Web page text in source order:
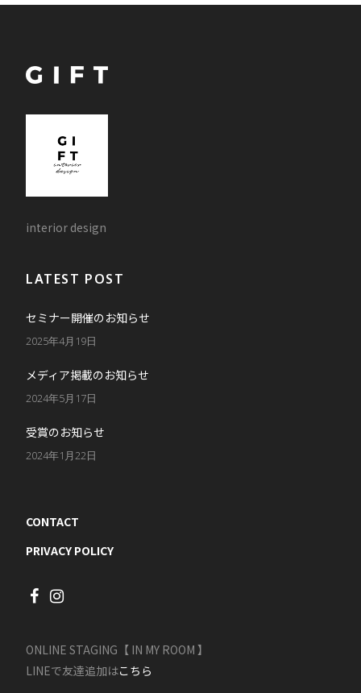
interior design
LATEST POST
セミナー開催のお知らせ
2025年4月19日
メディア掲載のお知らせ
2024年5月17日
受賞のお知らせ
2024年1月22日
CONTACT
PRIVACY POLICY
ONLINE STAGING【 IN MY ROOM 】
LINEで友達追加はこちら